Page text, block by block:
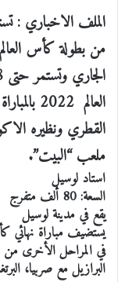
من بطولة كأس
العالم
2022
القطري
ملعب “البيت”.
استاد لوسيل
السعة: 80 ألف متفرج
يقع في مدينة لوسيل
يستضيف مباراة نهائي
في المراحل الأخرى من
البرازيل مع صربيا،